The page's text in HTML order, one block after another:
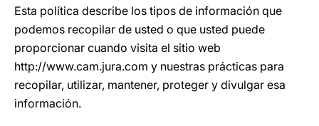
Esta política describe los tipos de información que
podemos recopilar de usted o que usted puede
proporcionar cuando visita el sitio web
http://www.cam.jura.com y nuestras prácticas para
recopilar, utilizar, mantener, proteger y divulgar esa
información.